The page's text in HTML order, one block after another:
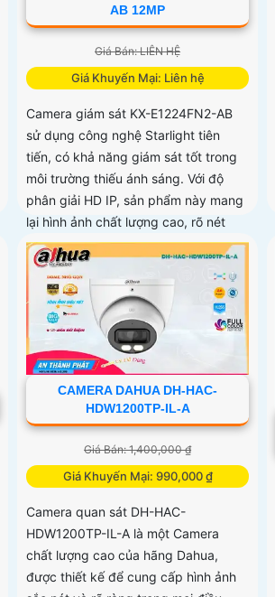
AB 12MP
Giá Bán: LIÊN HỆ
Giá Khuyến Mại: Liên hệ
Camera giám sát KX-E1224FN2-AB
sử dụng công nghệ Starlight tiên
tiến, có khả năng giám sát tốt trong
môi trường thiếu ánh sáng. Với độ
phân giải HD IP, sản phẩm này mang
lại hình ảnh chất lượng cao, rõ nét
CAMERA DAHUA DH-HAC-
HDW1200TP-IL-A
Giá Bán: 1,400,000 ₫
Giá Khuyến Mại: 990,000 ₫
Camera quan sát DH-HAC-
HDW1200TP-IL-A là một Camera
chất lượng cao của hãng Dahua,
được thiết kế để cung cấp hình ảnh